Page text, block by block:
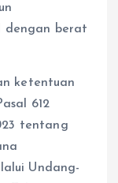
dengan berat
ketentuan
612
tentang
Undang-